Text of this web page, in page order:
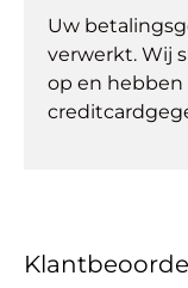
Uw
verwerkt. Wij
op en